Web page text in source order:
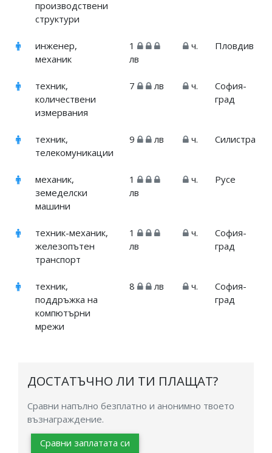
производствени
структури
инженер,
механик
1
лв
ч. Пловдив
техник,
количествени
измервания
7 лв ч.
София-
град
техник,
телекомуникации
9 лв ч. Силистра
механик,
земеделски
машини
1
лв
ч. Русе
техник-механик,
железопътен
транспорт
1
лв
ч.
София-
град
техник,
поддръжка на
компютърни
мрежи
8 лв ч.
София-
град
ДОСТАТЪЧНО ЛИ ТИ ПЛАЩАТ?
Сравни напълно безплатно и анонимно твоето
възнаграждение.
Сравни заплатата си